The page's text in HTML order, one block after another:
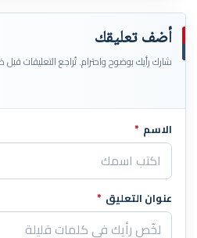
أضف تعليقك
شارك رأيك بوضوح واحترام. تُراجع التعليقات قبل
اترك هذا الحقل فارغاً
الاسم *
عنوان التعليق *